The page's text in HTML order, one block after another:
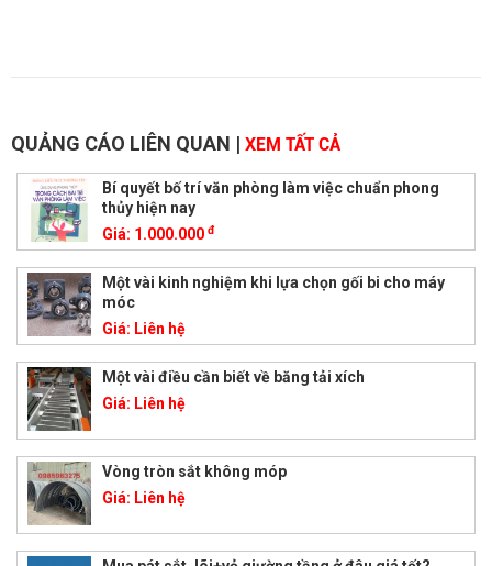
QUẢNG CÁO LIÊN QUAN | XEM TẤT CẢ
Bí quyết bố trí văn phòng làm việc chuẩn phong
thủy hiện nay
Giá: 1.000.000 đ
Một vài kinh nghiệm khi lựa chọn gối bi cho máy
móc
Giá: Liên hệ
Một vài điều cần biết về băng tải xích
Giá: Liên hệ
Vòng tròn sắt không móp
Giá: Liên hệ